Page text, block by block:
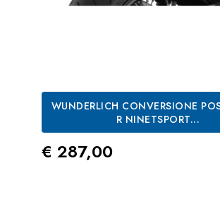
WUNDERLICH CONVERSIONE
R NINETSPORT...
Prezzo
€ 287,00